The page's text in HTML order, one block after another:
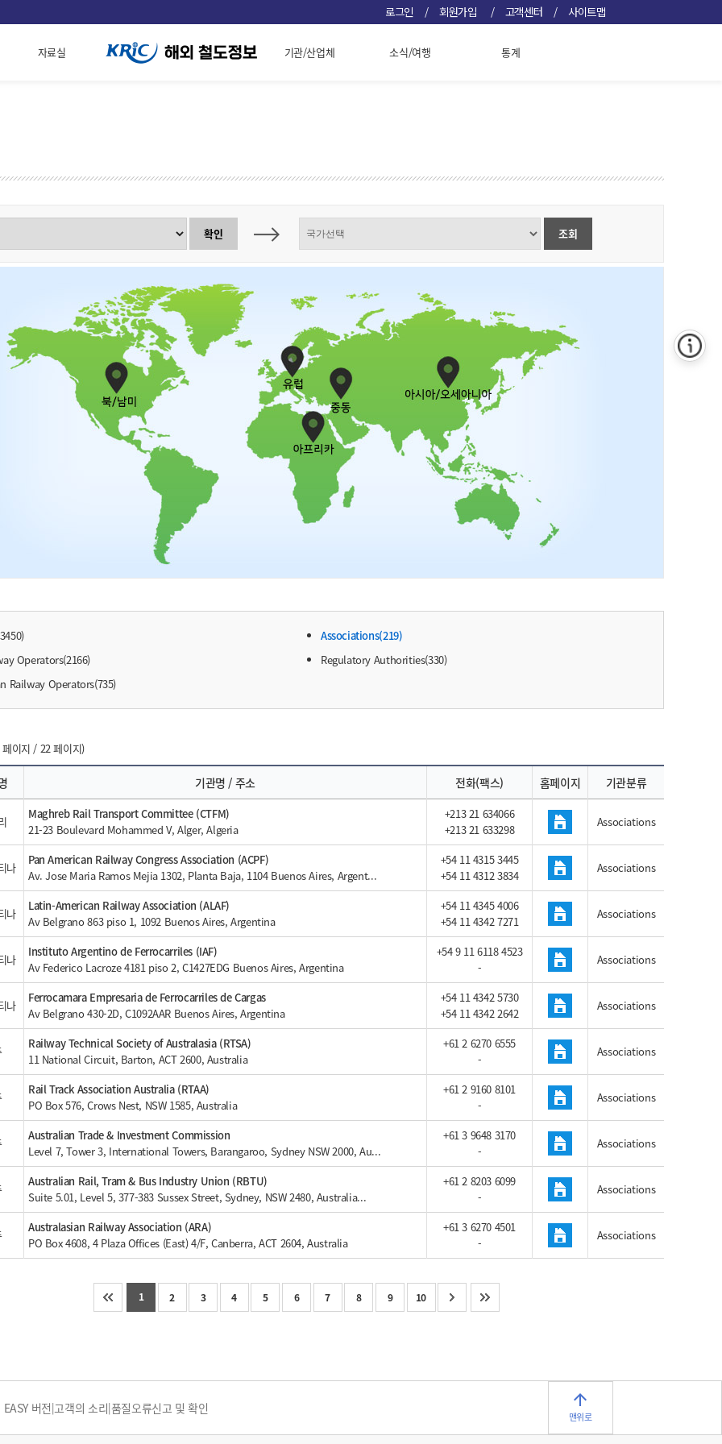
로그인 / 회원가입 / 고객센터 / 사이트맵
자료실 기관/산업체 소식/여행 통계
확인 조회
Associations(219)
Operators(2166)
Regulatory Authorities(330)
Railway Operators(735)
이지 / 22 페이지)
기관명 / 주소 전화(팩스) 홈페이지 기관분류
Maghreb Rail Transport Committee (CTFM)
21-23 Boulevard Mohammed V, Alger, Algeria
+213 21 634066
+213 21 633298
Associations
나
Pan American Railway Congress Association (ACPF)
Av. Jose Maria Ramos Mejia 1302, Planta Baja, 1104 Buenos Aires, Argent...
+54 11 4315 3445
+54 11 4312 3834
Associations
나
Latin-American Railway Association (ALAF)
Av Belgrano 863 piso 1, 1092 Buenos Aires, Argentina
+54 11 4345 4006
+54 11 4342 7271
Associations
나
Instituto Argentino de Ferrocarriles (IAF)
Av Federico Lacroze 4181 piso 2, C1427EDG Buenos Aires, Argentina
+54 9 11 6118 4523
-
Associations
나
Ferrocamara Empresaria de Ferrocarriles de Cargas
Av Belgrano 430-2D, C1092AAR Buenos Aires, Argentina
+54 11 4342 5730
+54 11 4342 2642
Associations
Railway Technical Society of Australasia (RTSA)
11 National Circuit, Barton, ACT 2600, Australia
+61 2 6270 6555
-
Associations
Rail Track Association Australia (RTAA)
PO Box 576, Crows Nest, NSW 1585, Australia
+61 2 9160 8101
-
Associations
Australian Trade & Investment Commission
Level 7, Tower 3, International Towers, Barangaroo, Sydney NSW 2000, Au...
+61 3 9648 3170
-
Associations
Australian Rail, Tram & Bus Industry Union (RBTU)
Suite 5.01, Level 5, 377-383 Sussex Street, Sydney, NSW 2480, Australia...
+61 2 8203 6099
-
Associations
Australasian Railway Association (ARA)
PO Box 4608, 4 Plaza Offices (East) 4/F, Canberra, ACT 2604, Australia
+61 3 6270 4501
-
Associations
1 2 3 4 5 6 7 8 9 10
마지막 페이지로 이동
버전|고객의 소리|품질오류신고 및 확인
맨위로